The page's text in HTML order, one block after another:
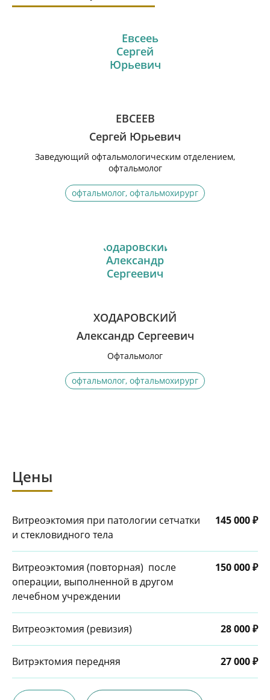
ЕВСЕЕВ
Сергей Юрьевич
Заведующий офтальмологическим отделением,
офтальмолог
офтальмолог, офтальмохирург
ХОДАРОВСКИЙ
Александр Сергеевич
Офтальмолог
офтальмолог, офтальмохирург
Цены
Витреоэктомия при патологии сетчатки
и стекловидного тела
145 000 ₽
Витреоэктомия (повторная) после
операции, выполненной в другом
лечебном учреждении
150 000 ₽
Витреоэктомия (ревизия) 28 000 ₽
Витрэктомия передняя 27 000 ₽